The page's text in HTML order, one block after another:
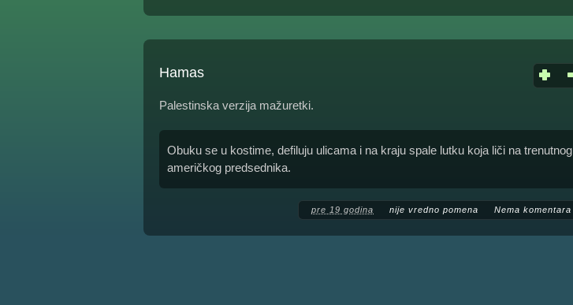
Hamas
Palestinska verzija mažuretki.
Obuku se u kostime, defiluju ulicama i na kraju spale lutku koja liči na trenutnog
američkog predsednika.
pre 19 godina nije vredno pomena Nema komentara